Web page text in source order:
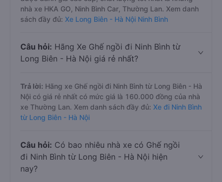
nhà xe HKA GO, Ninh Bình Car, Thường Lan. Xem danh
sách đầy đủ: Xe Long Biên - Hà Nội Ninh Bình
Câu hỏi: Hãng Xe Ghế ngồi đi Ninh Bình từ
Long Biên - Hà Nội giá rẻ nhất?
Trả lời: Hãng xe Ghế ngồi đi Ninh Bình từ Long Biên - Hà
Nội có giá rẻ nhất có mức giá là 160.000 đồng của nhà
xe Thường Lan. Xem danh sách đầy đủ: Xe đi Ninh Bình
từ Long Biên - Hà Nội
Câu hỏi: Có bao nhiêu nhà xe có Ghế ngồi
đi Ninh Bình từ Long Biên - Hà Nội hiện
nay?